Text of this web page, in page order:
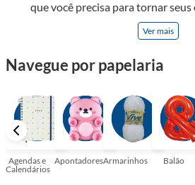
que você precisa para tornar
inspiradores e produtos que
mais eficiente e agradável.
cores, ideias e possibilidades.
encantadora! Seja para estudantes
perfeito para suas aulas,
seus escritórios, temos tudo
Ver mais
Navegue por papelaria
Agendas e
Calendários
ApontadoresArmarinhos Balão